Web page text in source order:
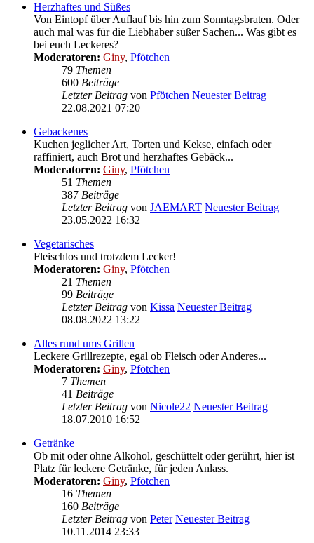
Herzhaftes und Süßes
Von Eintopf über Auflauf bis hin zum Sonntagsbraten. Oder
auch mal was für die Liebhaber süßer Sachen... Was gibt es
bei euch Leckeres?
Moderatoren: Giny, Pfötchen
79 Themen
600 Beiträge
Letzter Beitrag von Pfötchen Neuester Beitrag
22.08.2021 07:20
Gebackenes
Kuchen jeglicher Art, Torten und Kekse, einfach oder
raffiniert, auch Brot und herzhaftes Gebäck...
Moderatoren: Giny, Pfötchen
51 Themen
387 Beiträge
Letzter Beitrag von JAEMART Neuester Beitrag
23.05.2022 16:32
Vegetarisches
Fleischlos und trotzdem Lecker!
Moderatoren: Giny, Pfötchen
21 Themen
99 Beiträge
Letzter Beitrag von Kissa Neuester Beitrag
08.08.2022 13:22
Alles rund ums Grillen
Leckere Grillrezepte, egal ob Fleisch oder Anderes...
Moderatoren: Giny, Pfötchen
7 Themen
41 Beiträge
Letzter Beitrag von Nicole22 Neuester Beitrag
18.07.2010 16:52
Getränke
Ob mit oder ohne Alkohol, geschüttelt oder gerührt, hier ist
Platz für leckere Getränke, für jeden Anlass.
Moderatoren: Giny, Pfötchen
16 Themen
160 Beiträge
Letzter Beitrag von Peter Neuester Beitrag
10.11.2014 23:33